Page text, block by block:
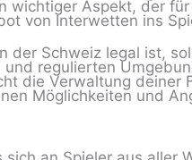
wichtiger Aspekt, der
von Interwetten ins
der Schweiz legal ist,
regulierten
die Verwaltung deiner
Möglichkeiten und